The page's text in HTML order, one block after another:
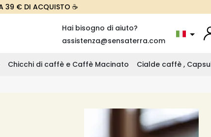
39 € DI ACQUISTO ☕
Hai bisogno di aiuto?
assistenza@sensaterra.com
Chicchi di caffè e Caffè Macinato Cialde caffè ,